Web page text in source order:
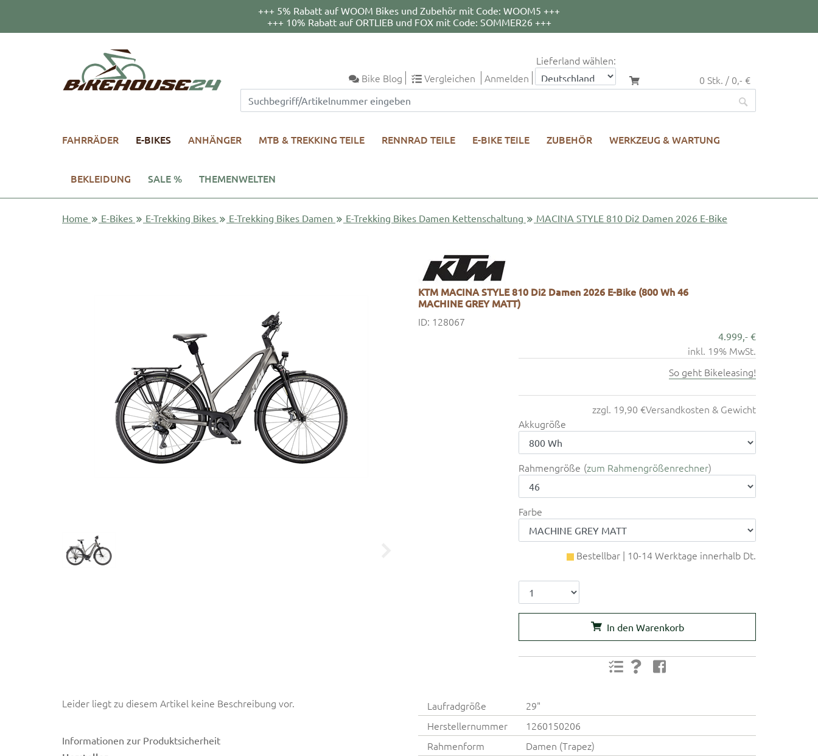
+++ 5% Rabatt auf WOOM Bikes und Zubehör mit Code: WOOM5 +++
+++ 10% Rabatt auf ORTLIEB und FOX mit Code: SOMMER26 +++
Bike Blog Vergleichen Anmelden
Lieferland wählen:
0 Stk. / 0,- €
FAHRRÄDER E-BIKES ANHÄNGER MTB & TREKKING TEILE RENNRAD TEILE E-BIKE TEILE ZUBEHÖR WERKZEUG & WARTUNG
BEKLEIDUNG SALE % THEMENWELTEN
Home E-Bikes E-Trekking Bikes E-Trekking Bikes Damen E-Trekking Bikes Damen Kettenschaltung MACINA STYLE 810 Di2 Damen 2026 E-Bike
KTM MACINA STYLE 810 Di2 Damen 2026 E-Bike (800 Wh 46
MACHINE GREY MATT)
ID: 128067
4.999,- €
inkl. 19% MwSt.
So geht Bikeleasing!
zzgl. 19,90 €Versandkosten & Gewicht
Akkugröße
Rahmengröße zum Rahmengrößenrechner
Farbe
Bestellbar | 10-14 Werktage innerhalb Dt.
In den Warenkorb
Leider liegt zu diesem Artikel keine Beschreibung vor.
Informationen zur Produktsicherheit
Laufradgröße
29"
Herstellernummer
1260150206
Rahmenform
Damen (Trapez)